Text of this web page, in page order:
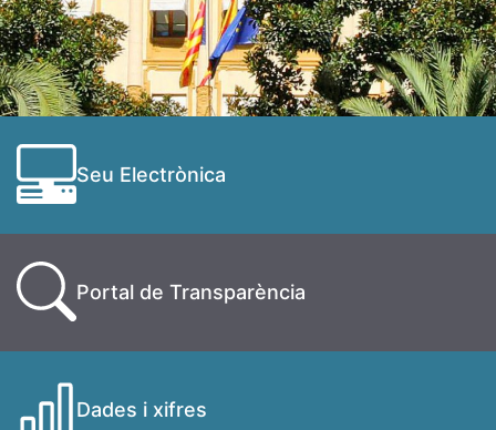
Seu Electrònica
Portal de Transparència
Dades i xifres